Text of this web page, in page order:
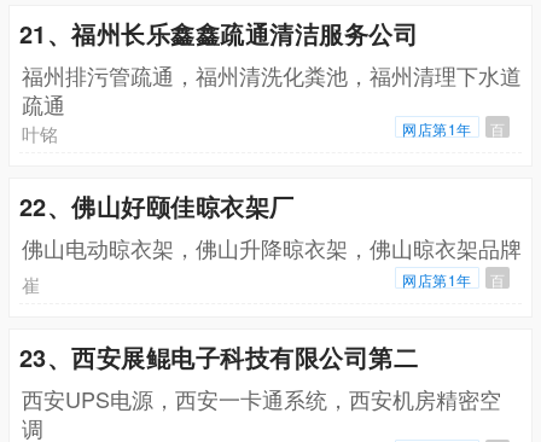
21、福州长乐鑫鑫疏通清洁服务公司
福州排污管疏通，福州清洗化粪池，福州清理下水道
疏通
叶铭 网店第1年 百
22、佛山好颐佳晾衣架厂
佛山电动晾衣架，佛山升降晾衣架，佛山晾衣架品牌
崔 网店第1年 百
23、西安展鲲电子科技有限公司第二
西安UPS电源，西安一卡通系统，西安机房精密空
调